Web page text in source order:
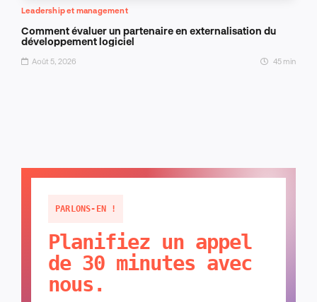
Leadership et management
Comment évaluer un partenaire en externalisation du
développement logiciel
Août 5, 2026 45 min
PARLONS-EN !
Planifiez un appel
de 30 minutes avec
nous.